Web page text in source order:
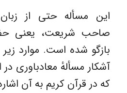
این مسأله حتی از
صاحب شریعت، یعنی
بازگو شده است. موارد
آشکار مسألهٔ معادباوری
که در قرآن کریم به آن